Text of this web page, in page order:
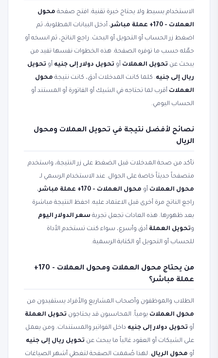
الاستخدام بسيط ولا يحتاج خبرة تقنية. افتح صفحة محول
العملات - 170+ عملة مباشر
، أدخل البيانات المطلوبة، ثم
اضغط زر الحساب أو التحويل أو البحث. راجع الناتج، ثم انسخه أو
حمّله حسب ما توفره الصفحة. هذه الخطوات نفسها تفيد من
يبحث عن تحويل العملات أو تحويل دولار إلى جنيه أو تحويل
ريال إلى جنيه. كلما كانت المدخلات أدق، كانت نتيجة محول
العملات أقرب لما تحتاجه في الشيك أو الفاتورة أو المستند أو
الحساب اليومي.
نصائح لأفضل نتيجة في تحويل العملات ومحول
الريال
تأكد من صحة المدخلات قبل الضغط على زر النتيجة، واستخدم
متصفحاً حديثاً خاصة على الجوال. عند الاستخدام الرسمي لـ
محول العملات أو محول العملات - 170+ عملة مباشر
،
راجع الناتج مرة أخرى قبل الاعتماد عليه. احفظ النتيجة مباشرة
بعد ظهورها. هذه العادات تجعل تجربة سعر الدولار اليوم
وتحويل العملة أدق وأسرع، سواء كنت تستخدم الأداة
للحساب أو التحويل أو الكتابة الرسمية.
من يحتاج محول العملات ومحول العملات - 170+
عملة مباشر؟
الطلاب والموظفون وأصحاب المشاريع والأفراد يستفيدون من
محول العملات يومياً. المحاسبون قد يحتاجون تحويل العملة
أو تحويل دولار إلى جنيه داخل الفواتير والمستندات. ومن يعمل
على الشيكات أو العقود غالباً ما يبحث عن تحويل ريال إلى جنيه
أو محول الريال. لهذا صُممت الصفحة لتغطي أشهر الصياغات